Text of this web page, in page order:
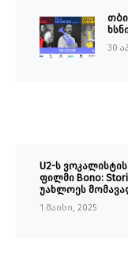
30
U2-ს
ფილმი Bono:
უახლოეს
1 მაისი, 2025